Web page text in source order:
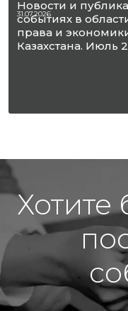
31.07.2026
Новости и
событиях в
права и
Казахстана. Июль
Хотите